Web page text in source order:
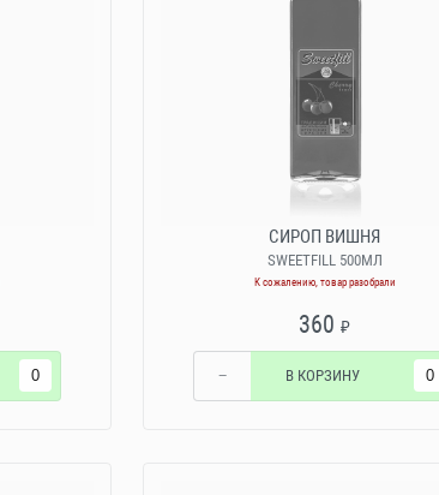
СИРОП ВИШНЯ
SWEETFILL 500МЛ
К сожалению, товар разобрали
360₽
− В КОРЗИНУ